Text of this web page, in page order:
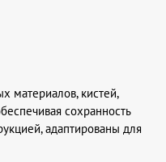
материалов, кистей,
сохранность
адаптированы для